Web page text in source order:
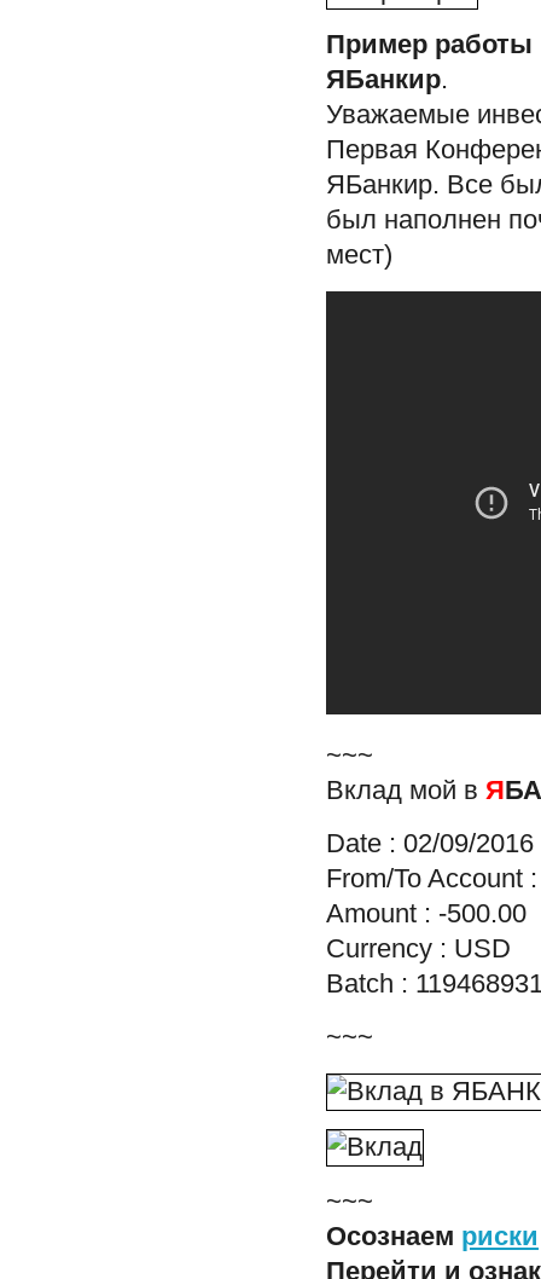
Пример работы
ЯБанкир.
Уважаемые
Первая
ЯБанкир. Все
был наполнен
мест)
~~~
Вклад мой в Я
Date : 02/09/2016
From/To Account
Amount : -500.00
Currency : USD
Batch :
~~~
~~~
Осознаем риски
Перейти и